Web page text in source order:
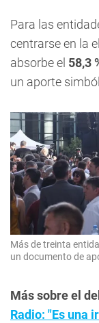
Para las
centrarse en la
absorbe el 58,3
un aporte
Más de treinta
un documento de
Más sobre el
Radio: "Es una